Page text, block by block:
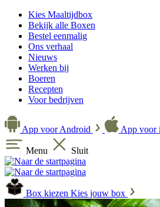
Kies Maaltijdbox
Bekijk alle Boxen
Bestel eenmalig
Ons verhaal
Nieuws
Werken bij
Boeren
Recepten
Voor bedrijven
App voor Android App voor
Menu Sluit
Box kiezen Kies jouw box